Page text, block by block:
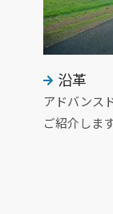
沿革
アドバンス
ご紹介します